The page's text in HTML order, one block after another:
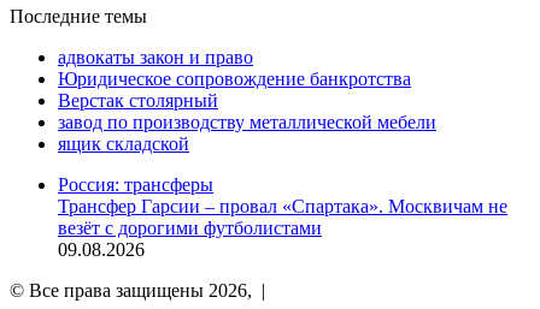
Последние темы
адвокаты закон и право
Юридическое сопровождение банкротства
Верстак столярный
завод по производству металлической мебели
ящик складской
Россия: трансферы
Трансфер Гарсии – провал «Спартака». Москвичам не
везёт с дорогими футболистами
09.08.2026
© Все права защищены 2026, |